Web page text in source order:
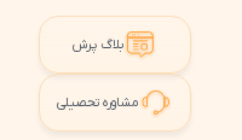
بلاگ پرش
مشاوره تحصیلی